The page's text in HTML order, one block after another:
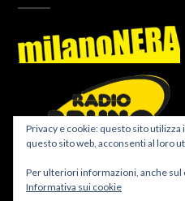
Privacy e cookie: questo sito
questo sito web, acconsenti al loro
Per ulteriori informazioni, anche sul
Informativa sui cookie